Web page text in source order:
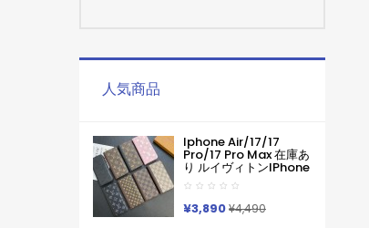
人気商品
Iphone Air/17/17
Pro/17 Pro Max 在庫あ
り ルイヴィトンiPhone
Air 17pro Max 16 15
Pro Maxケース手帳型
ブランドグッチカード
入れ IPhone17 16 15 14
¥3,890¥4,490